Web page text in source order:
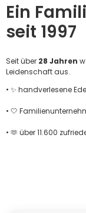
Ein
seit 1997
Seit über 28 Jahren
Leidenschaft aus.
• ✨ handverlesene
• 🤍
• 🫶 über 11.600